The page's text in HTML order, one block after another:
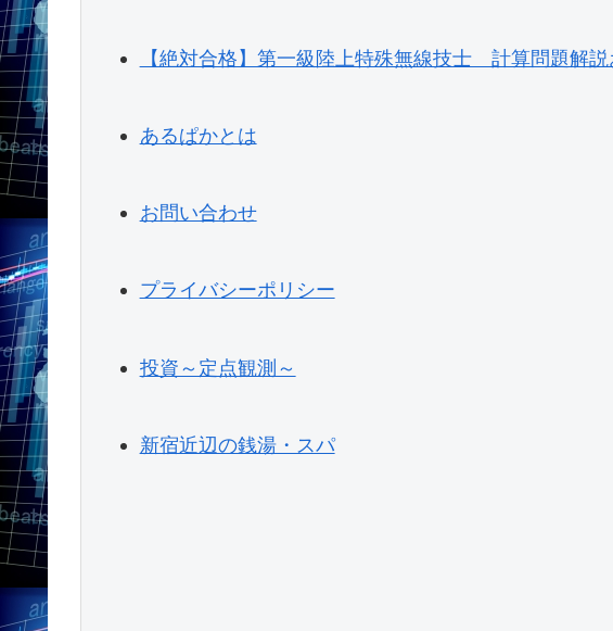
【絶対合格】第一級陸上特殊無線技士　計算問題解
あるぱかとは
お問い合わせ
プライバシーポリシー
投資～定点観測～
新宿近辺の銭湯・スパ